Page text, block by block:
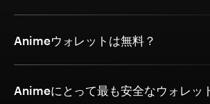
Animeウォレットは無料？
Animeにとって最も安全なウォレッ